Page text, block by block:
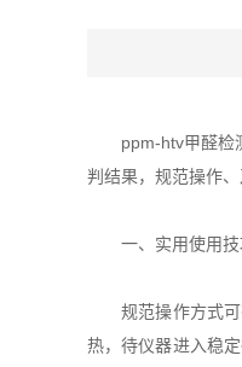
ppm-htv甲醛检测
判结果，规范操作
一、实用使用技
规范操作方式可有
热，待仪器进入稳